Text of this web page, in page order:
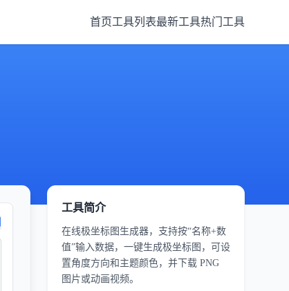
首页工具列表最新工具热门工具
工具简介
在线极坐标图生成器，支持按“名称+数
值”输入数据，一键生成极坐标图，可设
置角度方向和主题颜色，并下载 PNG
图片或动画视频。